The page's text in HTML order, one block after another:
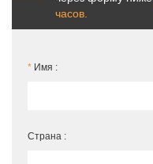
часов.
* Имя :
Страна :